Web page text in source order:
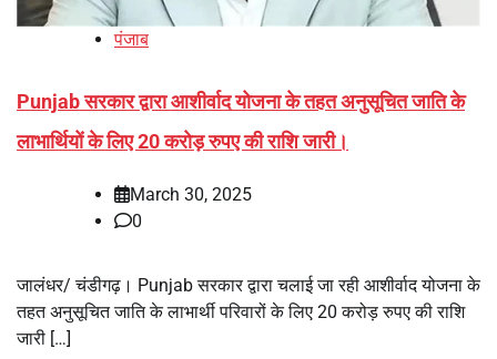
पंजाब
Punjab सरकार द्वारा आशीर्वाद योजना के तहत अनुसूचित जाति के
लाभार्थियों के लिए 20 करोड़ रुपए की राशि जारी।
March 30, 2025
0
जालंधर/ चंडीगढ़। Punjab सरकार द्वारा चलाई जा रही आशीर्वाद योजना के
तहत अनुसूचित जाति के लाभार्थी परिवारों के लिए 20 करोड़ रुपए की राशि
जारी […]